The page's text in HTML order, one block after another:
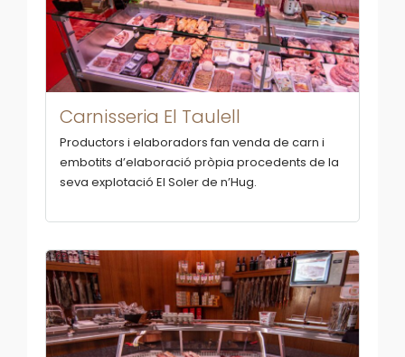
Carnisseria El Taulell
Productors i elaboradors fan venda de carn i
embotits d’elaboració pròpia procedents de la
seva explotació El Soler de n’Hug.